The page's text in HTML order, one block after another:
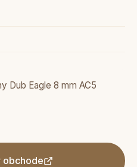
Dub Eagle 8 mm AC5
obchode